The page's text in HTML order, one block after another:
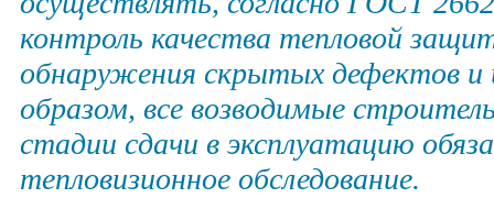
контроль качества тепловой
обнаружения скрытых дефектов и
образом, все возводимые
стадии сдачи в эксплуатацию
тепловизионное обследование.